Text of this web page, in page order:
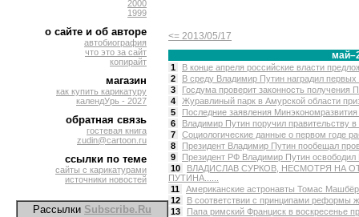
2000
1999
о сайте и об авторе
автобиография
что это за сайт
копирайт
магазин
как купить карикатуру
календУрь - 2027
обратная связь
гостевая книга
zudin@cartoon.ru
ссылки по теме
сайты с карикатурами
источники новостей
Рассылки Subscribe.Ru
<= 2013/05/17
1
В конце апреля российские власти
2
В среду Владимир Путин наградил первых
3
Госдума проверит законность получения
4
Журавлиный парк в Амурской области
5
Последние заявления
6
Владимир Путин поручил правительству
7
Социологические данные о первом годе
8
Президент Владимир Путин пообещал
9
Президент РФ Владимир Путин освободил
10
ВЛАДИСЛАВ СУРКОВ, НЕСМОТРЯ НА
ПУТИНА......
11
Американские астронавты Томас
12
В соответствии с принципами реформы
13
Папа римский Франциск в воскресенье